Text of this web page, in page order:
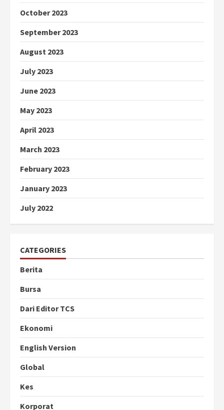
October 2023
September 2023
August 2023
July 2023
June 2023
May 2023
April 2023
March 2023
February 2023
January 2023
July 2022
CATEGORIES
Berita
Bursa
Dari Editor TCS
Ekonomi
English Version
Global
Kes
Korporat